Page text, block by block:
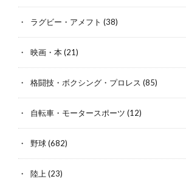
ラグビー・アメフト (38)
映画・本(21)
格闘技・ボクシング・プロレス (85)
自転車・モータースポーツ (12)
野球(682)
陸上(23)